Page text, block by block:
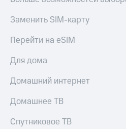
Заменить SIM-карту
Перейти на eSIM
Для дома
Домашний интернет
Домашнее ТВ
Спутниковое ТВ